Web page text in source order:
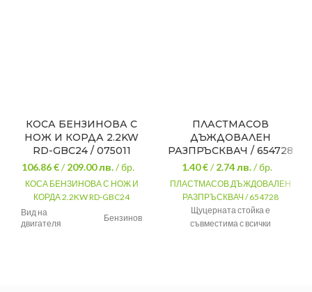
КОСА БЕНЗИНОВА С
НОЖ И КОРДА 2.2KW
RD-GBC24 / 075011
106.86 €/209.00лв./ бр.
КОСА БЕНЗИНОВА С НОЖ И
КОРДА 2.2KW RD-GBC24
Вид на
двигателя
Бензинов
ПЛАСТМАСОВ
ДЪЖДОВАЛЕН
РАЗПРЪСКВАЧ / 654728
1.40 €/2.74лв./ бр.
ПЛАСТМАСОВ ДЪЖДОВАЛЕН
РАЗПРЪСКВАЧ / 654728
Щуцерната стойка е
съвместима с всички